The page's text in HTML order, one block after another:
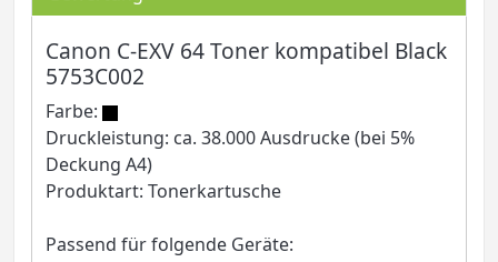
Canon C-EXV 64 Toner kompatibel Black
5753C002
Farbe:
Druckleistung: ca. 38.000 Ausdrucke (bei 5%
Deckung A4)
Produktart: Tonerkartusche
Passend für folgende Geräte: